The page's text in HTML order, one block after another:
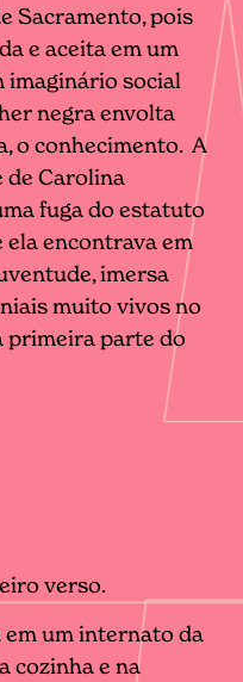
Sacramento, pois
e aceita em um
imaginário social
negra envolta
o conhecimento. A
Carolina
fuga do estatuto
encontrava em
imersa
muito vivos no
primeira parte do
verso.
em um internato da
cozinha e na